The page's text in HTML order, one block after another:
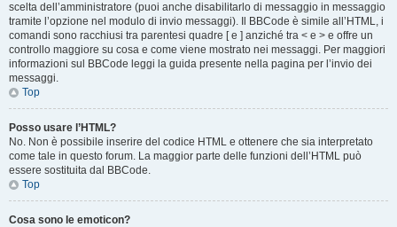
scelta dell’amministratore (puoi anche disabilitarlo di messaggio in messaggio
tramite l’opzione nel modulo di invio messaggi). Il BBCode è simile all’HTML, i
comandi sono racchiusi tra parentesi quadre [ e ] anziché tra < e > e offre un
controllo maggiore su cosa e come viene mostrato nei messaggi. Per maggiori
informazioni sul BBCode leggi la guida presente nella pagina per l’invio dei
messaggi.
Top
Posso usare l’HTML?
No. Non è possibile inserire del codice HTML e ottenere che sia interpretato
come tale in questo forum. La maggior parte delle funzioni dell’HTML può
essere sostituita dal BBCode.
Top
Cosa sono le emoticon?